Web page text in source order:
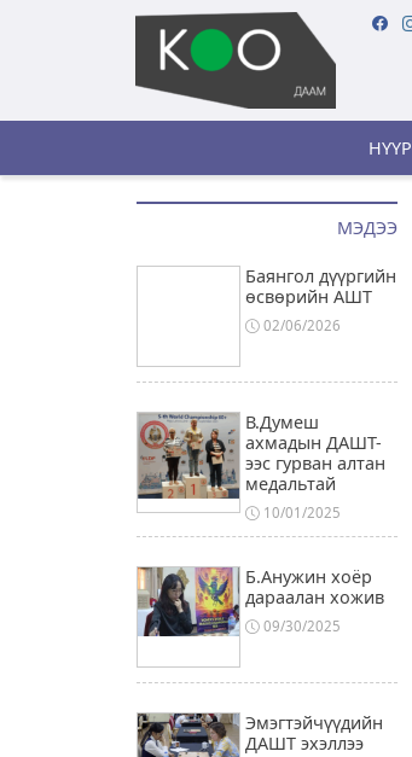
НҮҮР
МЭДЭЭ
Баянгол дүүргийн
өсвөрийн АШТ
02/06/2026
В.Думеш
ахмадын ДАШТ-
ээс гурван алтан
медальтай
10/01/2025
Б.Анужин хоёр
дараалан хожив
09/30/2025
Эмэгтэйчүүдийн
ДАШТ эхэллээ